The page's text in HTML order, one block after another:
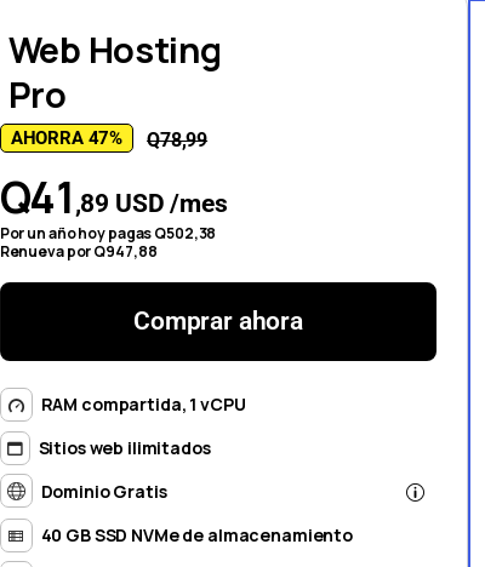
Web Hosting
Pro
AHORRA 47% Q78,99
Q41 ,89 USD /mes
Por un año hoy pagas Q502,38
Renueva por Q947,88
Comprar ahora
RAM compartida, 1 vCPU
Sitios web ilimitados
Dominio Gratis
40 GB SSD NVMe de almacenamiento